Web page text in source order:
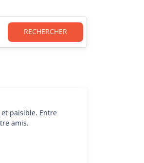
RECHERCHER
paisible. Entre
amis.